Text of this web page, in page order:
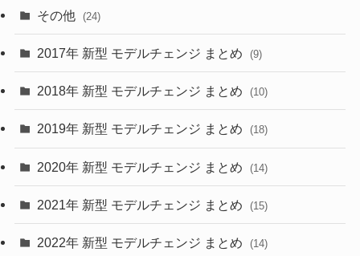
(30)
(27)
(10)
(35)
(10)
(9)
その他 (24)
2017年 新型 モデルチェンジ まとめ (9)
2018年 新型 モデルチェンジ まとめ (10)
2019年 新型 モデルチェンジ まとめ (18)
2020年 新型 モデルチェンジ まとめ (14)
2021年 新型 モデルチェンジ まとめ (15)
2022年 新型 モデルチェンジ まとめ (14)